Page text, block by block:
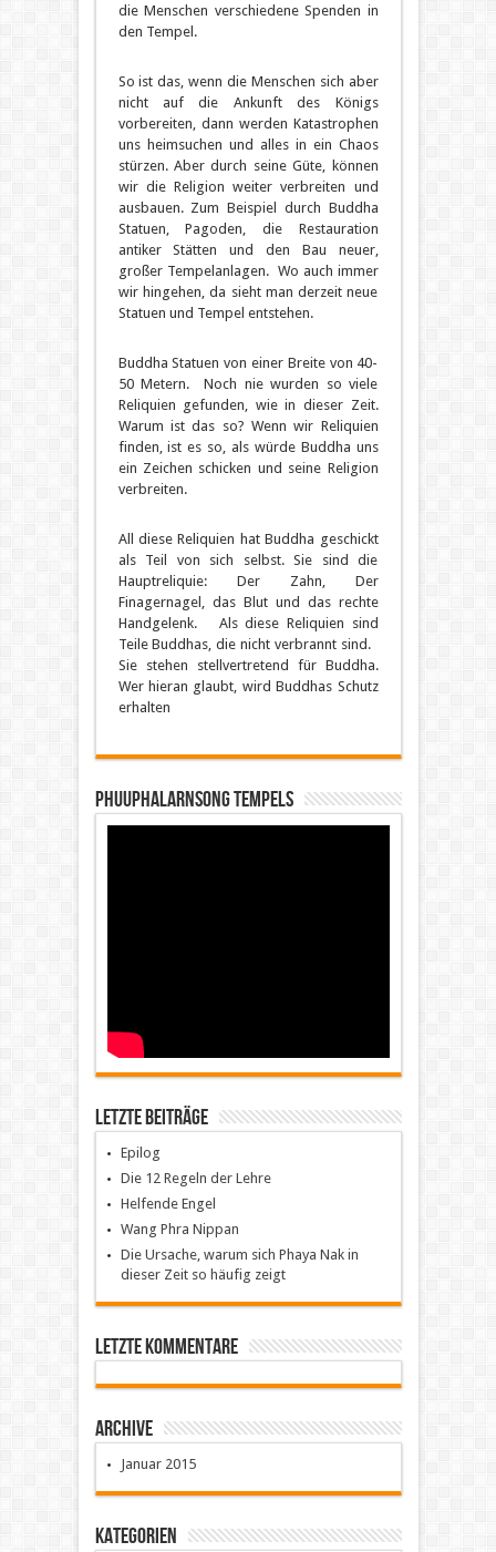
die Menschen verschiedene Spenden in
den Tempel.
So ist das, wenn die Menschen sich aber
nicht auf die Ankunft des Königs
vorbereiten, dann werden Katastrophen
uns heimsuchen und alles in ein Chaos
stürzen. Aber durch seine Güte, können
wir die Religion weiter verbreiten und
ausbauen. Zum Beispiel durch Buddha
Statuen, Pagoden, die Restauration
antiker Stätten und den Bau neuer,
großer Tempelanlagen. Wo auch immer
wir hingehen, da sieht man derzeit neue
Statuen und Tempel entstehen.
Buddha Statuen von einer Breite von 40-
50 Metern. Noch nie wurden so viele
Reliquien gefunden, wie in dieser Zeit.
Warum ist das so? Wenn wir Reliquien
finden, ist es so, als würde Buddha uns
ein Zeichen schicken und seine Religion
verbreiten.
All diese Reliquien hat Buddha geschickt
als Teil von sich selbst. Sie sind die
Hauptreliquie: Der Zahn, Der
Finagernagel, das Blut und das rechte
Handgelenk. Als diese Reliquien sind
Teile Buddhas, die nicht verbrannt sind.
Sie stehen stellvertretend für Buddha.
Wer hieran glaubt, wird Buddhas Schutz
erhalten
Phuuphalarnsong Tempels
Letzte Beiträge
Epilog
Die 12 Regeln der Lehre
Helfende Engel
Wang Phra Nippan
Die Ursache, warum sich Phaya Nak in
dieser Zeit so häufig zeigt
Letzte Kommentare
Archive
Januar 2015
Kategorien